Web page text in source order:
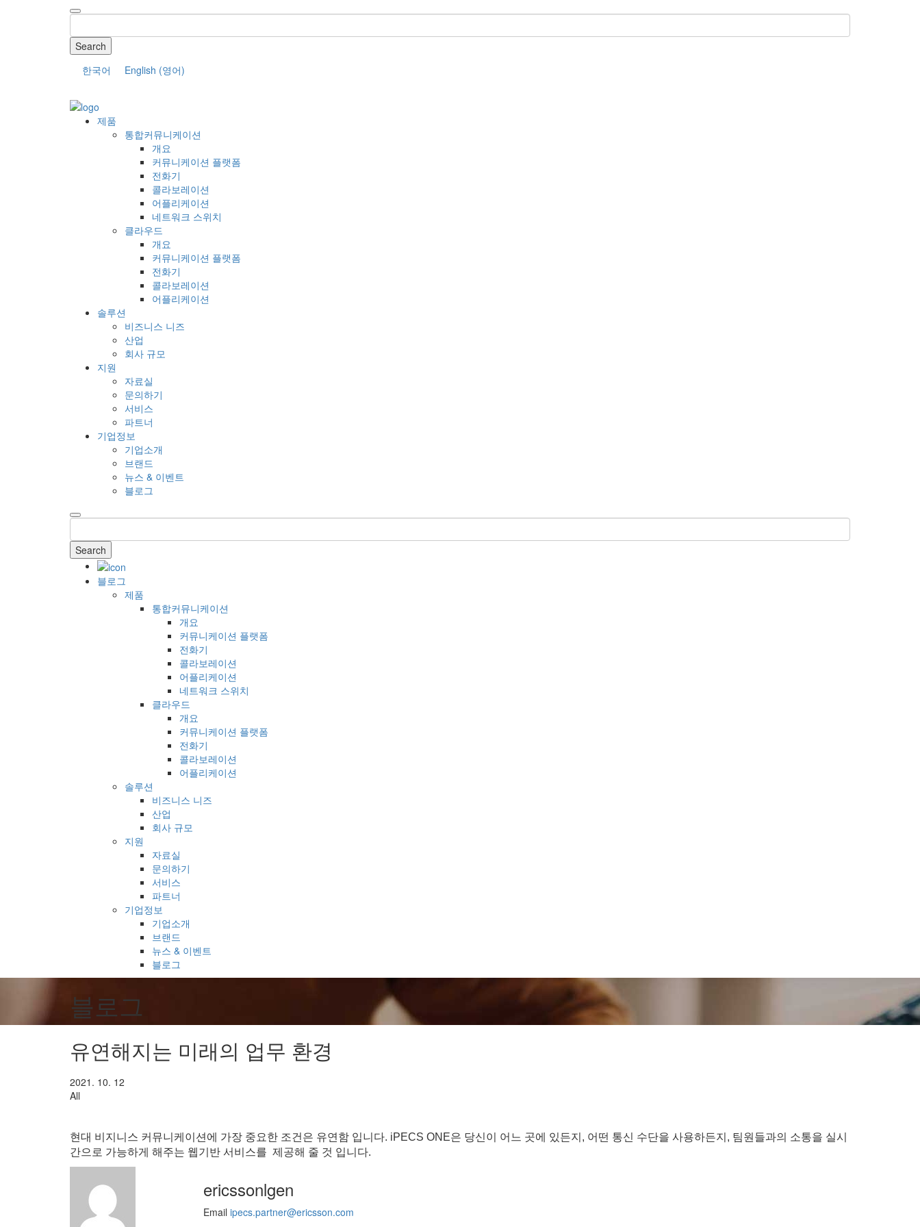
Search
한국어
English (영어)
제품
통합커뮤니케이션
개요
커뮤니케이션 플랫폼
전화기
콜라보레이션
어플리케이션
네트워크 스위치
클라우드
개요
커뮤니케이션 플랫폼
전화기
콜라보레이션
어플리케이션
솔루션
비즈니스 니즈
산업
회사 규모
지원
자료실
문의하기
서비스
파트너
기업정보
기업소개
브랜드
뉴스 & 이벤트
블로그
Search
블로그
제품
통합커뮤니케이션
개요
커뮤니케이션 플랫폼
전화기
콜라보레이션
어플리케이션
네트워크 스위치
클라우드
개요
커뮤니케이션 플랫폼
전화기
콜라보레이션
어플리케이션
솔루션
비즈니스 니즈
산업
회사 규모
지원
자료실
문의하기
서비스
파트너
기업정보
기업소개
브랜드
뉴스 & 이벤트
블로그
블로그
유연해지는 미래의 업무 환경
2021. 10. 12
All
현대 비지니스 커뮤니케이션에 가장 중요한 조건은 유연함 입니다. iPECS ONE은 당신이 어느 곳에 있든지, 어떤 통신 수단을 사용하든지, 팀원들과의 소통을 실시
간으로 가능하게 해주는 웹기반 서비스를 제공해 줄 것 입니다.
ericssonlgen
Email ipecs.partner@ericsson.com